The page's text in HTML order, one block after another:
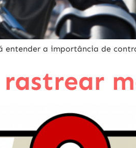
entender a importância de